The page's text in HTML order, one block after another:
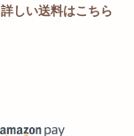
詳しい送料はこちら